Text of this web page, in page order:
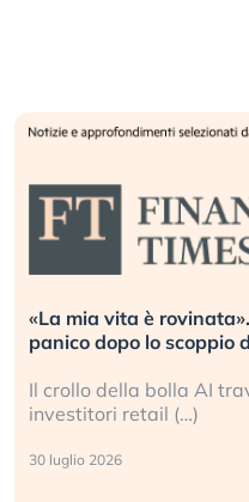
in preda al
AI
Kospi, mentre gli